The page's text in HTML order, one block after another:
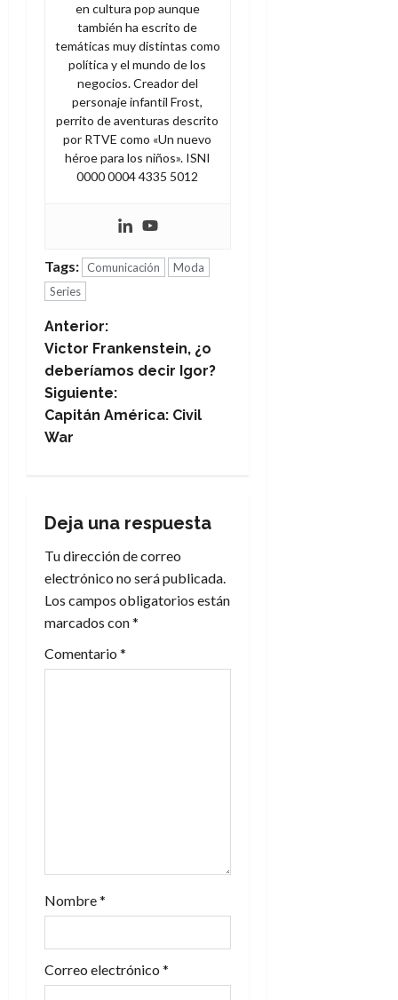
en cultura pop aunque
también ha escrito de
temáticas muy distintas como
política y el mundo de los
negocios. Creador del
personaje infantil Frost,
perrito de aventuras descrito
por RTVE como «Un nuevo
héroe para los niños». ISNI
0000 0004 4335 5012
Tags: Comunicación
Moda
Series
N
a
v
e
a
c
i
ó
n
r
d
Anterior:
Victor Frankenstein, ¿o
deberíamos decir Igor?
Siguiente:
Capitán América: Civil
War
Deja una respuesta
Tu dirección de correo
electrónico no será publicada.
Los campos obligatorios están
marcados con*
Comentario *
Nombre*
Correo electrónico *